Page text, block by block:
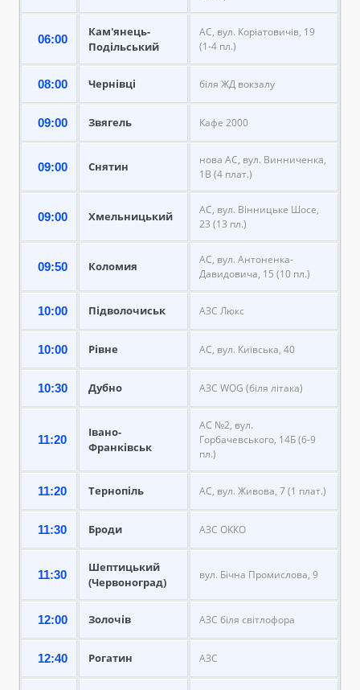
06:00
Кам'янець-
Подільський
АС, вул. Коріатовичів, 19
(1-4 пл.)
08:00 Чернівці біля ЖД вокзалу
09:00 Звягель Кафе 2000
09:00 Снятин
нова АС, вул. Винниченка,
1В (4 плат.)
09:00 Хмельницький
АС, вул. Вінницьке Шосе,
23 (13 пл.)
09:50 Коломия
АС, вул. Антоненка-
Давидовича, 15 (10 пл.)
10:00 Підволочиськ АЗС Люкс
10:00 Рівне АС, вул. Київська, 40
10:30 Дубно АЗС WOG (біля літака)
11:20
Івано-
Франківськ
АС №2, вул.
Горбачевського, 14Б (6-9
пл.)
11:20 Тернопіль АС, вул. Живова, 7 (1 плат.)
11:30 Броди АЗС ОККО
11:30
Шептицький
(Червоноград)
вул. Бічна Промислова, 9
12:00 Золочів АЗС біля світлофора
12:40 Рогатин АЗС